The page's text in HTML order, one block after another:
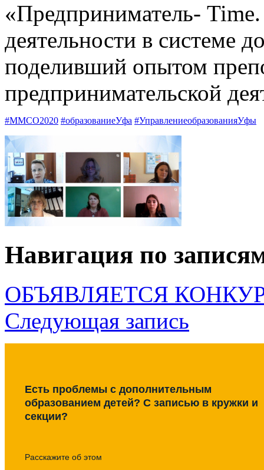
«Предприниматель-
деятельности в системе
поделивший опытом
предпринимательской
#ММСО2020 #образованиеУфа #УправлениеобразованияУфы
Навигация по
ОБЪЯВЛЯЕТСЯ
Следующая запись
Есть проблемы с дополнительным
образованием детей? С записью в кружки и
секции?
Расскажите об этом